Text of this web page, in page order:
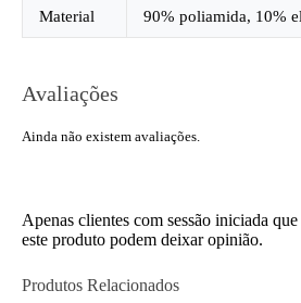
Material 90% poliamida, 10%
Avaliações
Ainda não existem avaliações.
Apenas clientes com sessão iniciada
este produto podem deixar opinião.
Produtos Relacionados